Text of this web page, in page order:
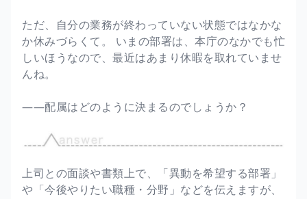
ただ、自分の業務が終わっていない状態ではなかな
か休みづらくて。 いまの部署は、本庁のなかでも忙
しいほうなので、最近はあまり休暇を取れていませ
んね。
――配属はどのように決まるのでしょうか？
上司との面談や書類上で、「異動を希望する部署」
や「今後やりたい職種・分野」などを伝えますが、